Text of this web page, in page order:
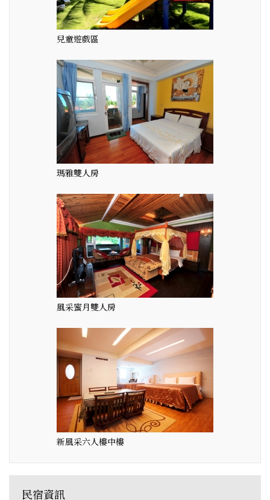
兒童遊戲區
瑪雅雙人房
風采蜜月雙人房
新風采六人樓中樓
民宿資訊